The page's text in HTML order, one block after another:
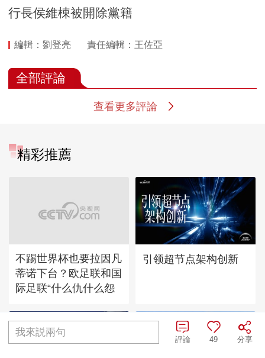
行長侯維棟被開除黨籍
編輯：劉登亮 責任編輯：王佐亞
全部評論
查看更多評論
精彩推薦
不踢世界杯也要拉因凡
蒂诺下台？欧足联和国
际足联“什么仇什么怨
引领超节点架构创新
我來説兩句
分享
49
評論